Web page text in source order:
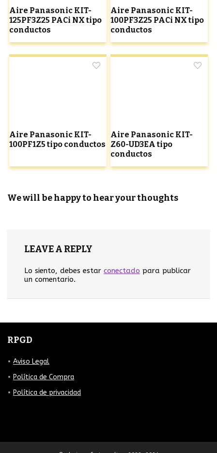
Aire Panasonic KIT-
125PF3Z25 PACi NX tipo
conductos
Aire Panasonic KIT-
100PF3Z25 PACi NX tipo
conductos
Aire Panasonic KIT-
100PF1Z5 tipo conductos
Aire Panasonic KIT-
Z60-UD3EA tipo
conductos
We will be happy to hear your thoughts
LEAVE A REPLY
Lo siento, debes estar conectado para publicar
un comentario.
RPGD
Aviso Legal
Política de Compra
Política de privacidad